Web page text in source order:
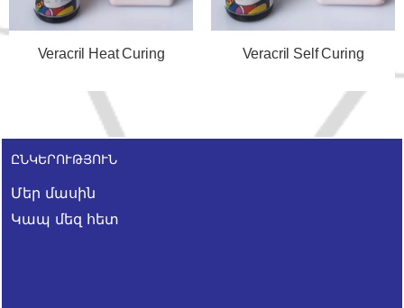
Veracril Heat Curing Veracril Self Curing
ԸՆԿԵՐՈՒԹՅՈՒՆ
Մեր մասին
Կապ մեզ հետ